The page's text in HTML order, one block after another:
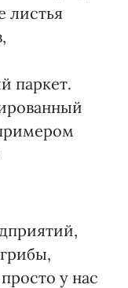
листья
паркет.
у нас